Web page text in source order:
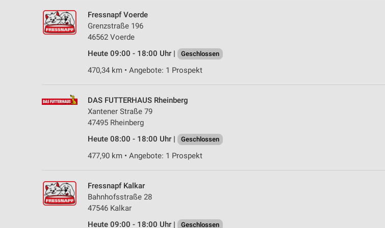
Fressnapf Voerde
Grenzstraße 196
46562 Voerde
Heute 09:00 - 18:00 Uhr |
Geschlossen
470,34 km • Angebote: 1 Prospekt
DAS FUTTERHAUS Rheinberg
Xantener Straße 79
47495 Rheinberg
Heute 08:00 - 18:00 Uhr |
Geschlossen
477,90 km • Angebote: 1 Prospekt
Fressnapf Kalkar
Bahnhofsstraße 28
47546 Kalkar
Heute 09:00 - 18:00 Uhr |
Geschlossen